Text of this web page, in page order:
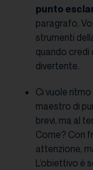
punto
paragrafo.
strumenti
quando credi
divertente.
Ci vuole
maestro di
brevi, ma al
Come? Con
attenzione,
L’obiettivo è